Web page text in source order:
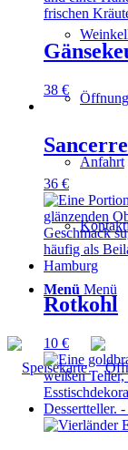
Anfahrt
Menü Menü
38 €
36 €
Rotkohl
10 €